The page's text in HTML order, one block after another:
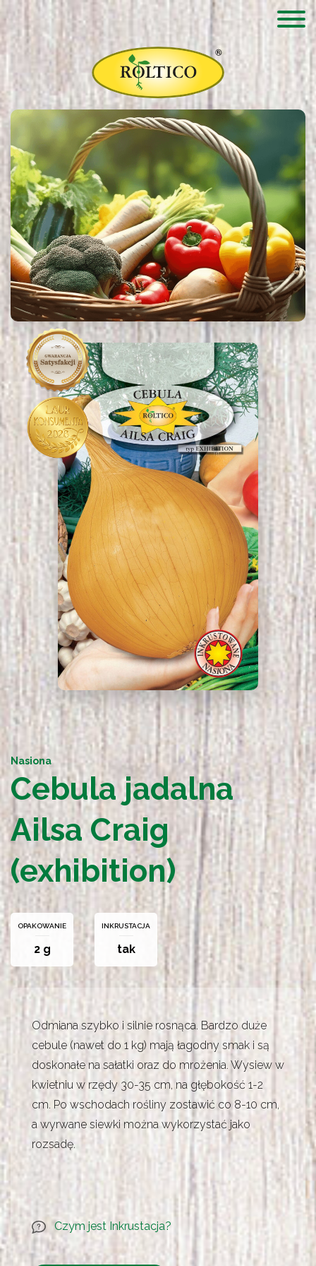
Nasiona
Cebula jadalna
Ailsa Craig
(exhibition)
OPAKOWANIE
2 g
INKRUSTACJA
tak
Odmiana szybko i silnie rosnąca. Bardzo duże
cebule (nawet do 1 kg) mają łagodny smak i są
doskonałe na sałatki oraz do mrożenia. Wysiew w
kwietniu w rzędy 30-35 cm, na głębokość 1-2
cm. Po wschodach rośliny zostawić co 8-10 cm,
a wyrwane siewki można wykorzystać jako
rozsadę.
Czym jest Inkrustacja?